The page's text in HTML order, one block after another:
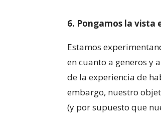
6. Pongamos la vista
Estamos
en cuanto a generos y
de la experiencia de
embargo, nuestro
(y por supuesto que